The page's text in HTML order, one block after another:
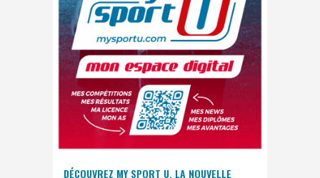
DÉCOUVREZ MY SPORT U, LA NOUVELLE